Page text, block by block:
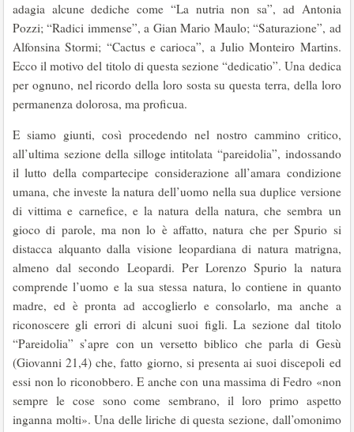
adagia alcune dediche come “La nutria non sa”, ad Antonia
Pozzi; “Radici immense”, a Gian Mario Maulo; “Saturazione”, ad
Alfonsina Stormi; “Cactus e carioca”, a Julio Monteiro Martins.
Ecco il motivo del titolo di questa sezione “dedicatio”. Una dedica
per ognuno, nel ricordo della loro sosta su questa terra, della loro
permanenza dolorosa, ma proficua.
E siamo giunti, così procedendo nel nostro cammino critico,
all’ultima sezione della silloge intitolata “pareidolia”, indossando
il lutto della compartecipe considerazione all’amara condizione
umana, che investe la natura dell’uomo nella sua duplice versione
di vittima e carnefice, e la natura della natura, che sembra un
gioco di parole, ma non lo è affatto, natura che per Spurio si
distacca alquanto dalla visione leopardiana di natura matrigna,
almeno dal secondo Leopardi. Per Lorenzo Spurio la natura
comprende l’uomo e la sua stessa natura, lo contiene in quanto
madre, ed è pronta ad accoglierlo e consolarlo, ma anche a
riconoscere gli errori di alcuni suoi figli. La sezione dal titolo
“Pareidolia” s’apre con un versetto biblico che parla di Gesù
(Giovanni 21,4) che, fatto giorno, si presenta ai suoi discepoli ed
essi non lo riconobbero. E anche con una massima di Fedro «non
sempre le cose sono come sembrano, il loro primo aspetto
inganna molti». Una delle liriche di questa sezione, dall’omonimo